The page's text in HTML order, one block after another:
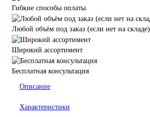
Гибкие способы оплаты
Любой объём под заказ (если нет на складе)
Широкий ассортимент
Бесплатная консультация
Описание
Характеристики